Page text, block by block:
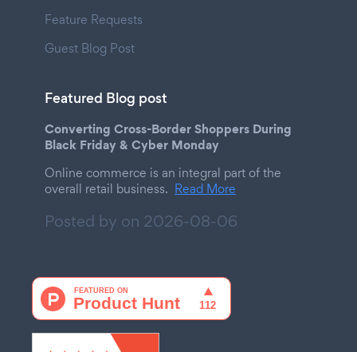
Feature Requests
Guest Blog Post
Featured Blog post
Converting Cross-Border Shoppers During
Black Friday & Cyber Monday
Online commerce is an integral part of the
overall retail business. Read More
Posted by on 2026-08-06